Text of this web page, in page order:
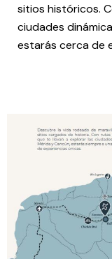
sitios históricos.
ciudades
estarás cerca de